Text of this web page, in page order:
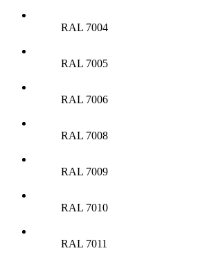
RAL 7004
RAL 7005
RAL 7006
RAL 7008
RAL 7009
RAL 7010
RAL 7011